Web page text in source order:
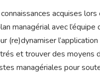
acquises
managérial avec l’équipe
(re)dynamiser
et trouver des moyens
managériales pour